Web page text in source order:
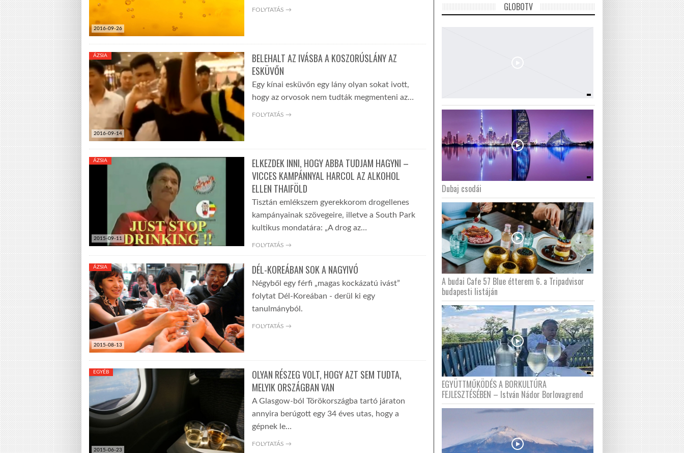
2016-09-26
FOLYTATÁS →
2016-09-14
ÁZSIA
BELEHALT AZ IVÁSBA A KOSZORÚSLÁNY AZ
ESKÜVŐN
Egy kínai esküvőn egy lány olyan sokat ivott,
hogy az orvosok nem tudták megmenteni az…
FOLYTATÁS →
2015-09-11
ÁZSIA
ELKEZDEK INNI, HOGY ABBA TUDJAM HAGYNI –
VICCES KAMPÁNNYAL HARCOL AZ ALKOHOL
ELLEN THAIFÖLD
Tisztán emlékszem gyerekkorom drogellenes
kampányainak szövegeire, illetve a South Park
kultikus mondatára: „A drog az…
FOLYTATÁS →
2015-08-13
ÁZSIA DÉL-KOREÁBAN SOK A NAGYIVÓ
Négyből egy férfi „magas kockázatú ivást”
folytat Dél-Koreában - derül ki egy
tanulmányból.
FOLYTATÁS →
2015-06-23
EGYÉB
OLYAN RÉSZEG VOLT, HOGY AZT SEM TUDTA,
MELYIK ORSZÁGBAN VAN
A Glasgow-ból Törökországba tartó járaton
annyira berúgott egy 34 éves utas, hogy a
gépnek le…
FOLYTATÁS →
GLOBOTV
Dubaj csodái
A budai Cafe 57 Blue étterem 6. a Tripadvisor
budapesti listáján
EGYÜTTMŰKÖDÉS A BORKULTÚRA
FEJLESZTÉSÉBEN – István Nádor Borlovagrend